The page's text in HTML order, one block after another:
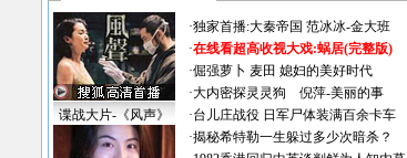
谍战大片-《风声》
·独家首播:大秦帝国 范冰冰-金大班
·在线看超高收视大戏:蜗居(完整版)
·倔强萝卜 麦田 媳妇的美好时代
·大内密探灵灵狗
倪萍-美丽的事
·台儿庄战役 日军尸体装满百余卡车
·揭秘希特勒一生躲过多少次暗杀？